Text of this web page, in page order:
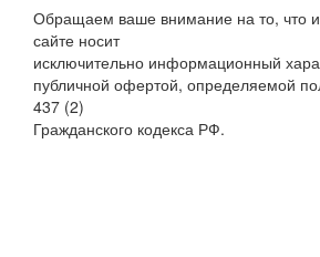
Обращаем ваше внимание на то, что
сайте носит
исключительно информационный
публичной офертой, определяемой
437 (2)
Гражданского кодекса РФ.